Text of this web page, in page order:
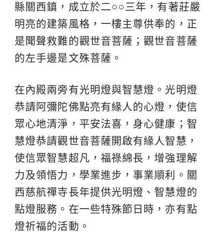
縣關西鎮，成立於二○○三年，有著莊嚴
明亮的建築風格，一樓主尊供奉的，正
是聞聲救難的觀世音菩薩；觀世音菩薩
的左手邊是文殊菩薩。
在內殿兩旁有光明燈與智慧燈。光明燈
恭請阿彌陀佛點亮有緣人的心燈，使信
眾心地清淨，平安法喜，身心健康；智
慧燈恭請觀世音菩薩開啟有緣人智慧，
使信眾智慧超凡，福祿綿長，增強理解
力及領悟力，學業進步，事業順利。關
西慈航禪寺長年提供光明燈、智慧燈的
點燈服務。在一些特殊節日時，亦有點
燈祈福的活動。